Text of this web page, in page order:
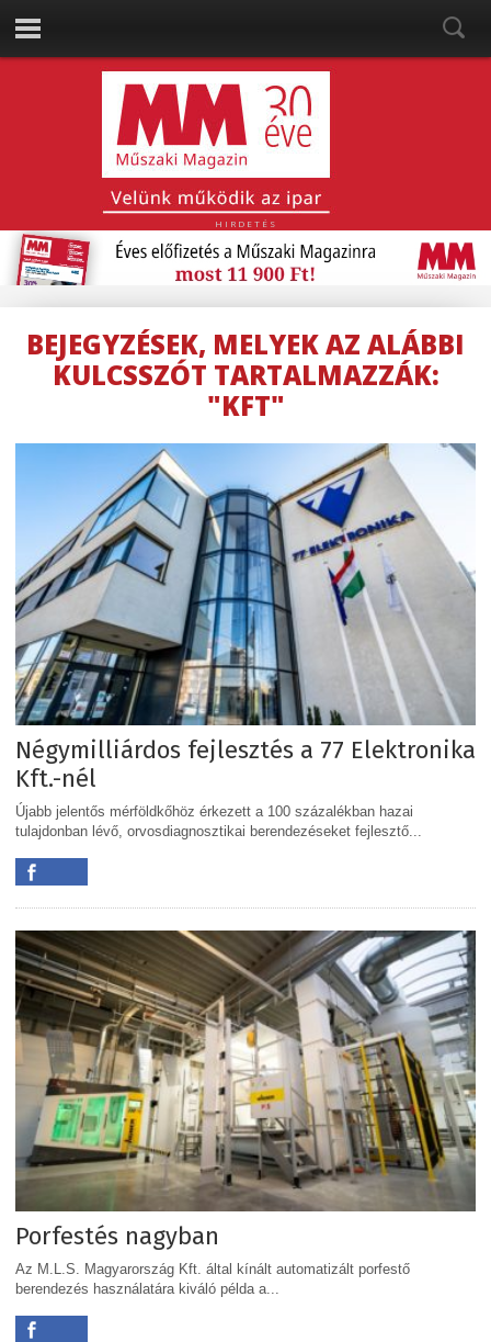
HIRDETÉS
BEJEGYZÉSEK, MELYEK AZ ALÁBBI
KULCSSZÓT TARTALMAZZÁK:
"KFT"
Négymilliárdos fejlesztés a 77 Elektronika
Kft.-nél
Újabb jelentős mérföldkőhöz érkezett a 100 százalékban hazai
tulajdonban lévő, orvosdiagnosztikai berendezéseket fejlesztő...
Porfestés nagyban
Az M.L.S. Magyarország Kft. által kínált automatizált porfestő
berendezés használatára kiváló példa a...